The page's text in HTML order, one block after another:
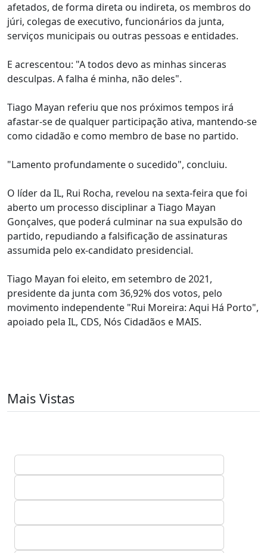
afetados, de forma direta ou indireta, os membros do
júri, colegas de executivo, funcionários da junta,
serviços municipais ou outras pessoas e entidades.
E acrescentou: "A todos devo as minhas sinceras
desculpas. A falha é minha, não deles".
Tiago Mayan referiu que nos próximos tempos irá
afastar-se de qualquer participação ativa, mantendo-se
como cidadão e como membro de base no partido.
"Lamento profundamente o sucedido", concluiu.
O líder da IL, Rui Rocha, revelou na sexta-feira que foi
aberto um processo disciplinar a Tiago Mayan
Gonçalves, que poderá culminar na sua expulsão do
partido, repudiando a falsificação de assinaturas
assumida pelo ex-candidato presidencial.
Tiago Mayan foi eleito, em setembro de 2021,
presidente da junta com 36,92% dos votos, pelo
movimento independente "Rui Moreira: Aqui Há Porto",
apoiado pela IL, CDS, Nós Cidadãos e MAIS.
Mais Vistas